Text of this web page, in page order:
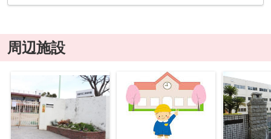
周辺施設